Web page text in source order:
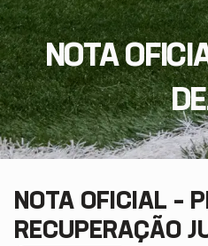
NOTA
NOTA OFICIAL –
RECUPERAÇÃO